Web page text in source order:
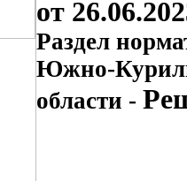
от
Раздел
Южно-
области -